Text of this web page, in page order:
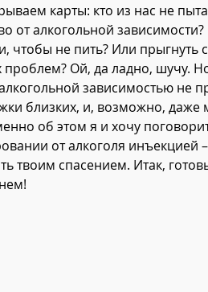
карты: кто из нас не
от алкогольной
чтобы не пить? Или прыгнуть
проблем? Ой, да ладно, шучу.
зависимостью не
близких, и, возможно, даже
об этом я и хочу
от алкоголя инъекцией
твоим спасением. Итак,